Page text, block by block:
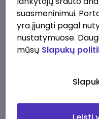
Pridėti naują
suasmeninimui.
yra įjungti pagal
nustatymuose.
mūsų Slapukų